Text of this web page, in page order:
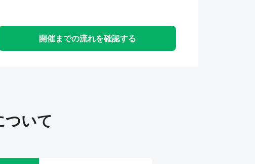
開催までの流れを確認する
ついて